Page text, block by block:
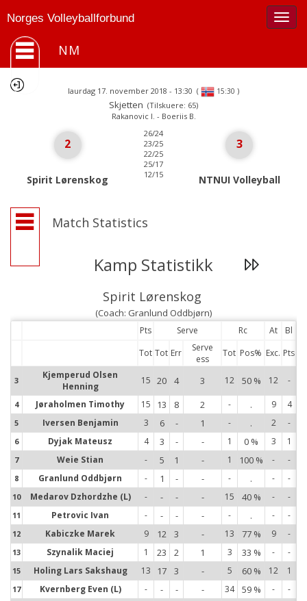
Norges Volleyballforbund
NM
laurdag 17. november 2018 - 13:30 ( 15:30 )
Skjetten (Tilskuere: 65)
Rakanovic I. - Boeriis B.
2
Spirit Lørenskog
26/24
23/25
22/25
25/17
12/15
3
NTNUI Volleyball
Match Statistics
Kamp Statistikk
Spirit Lørenskog
(Coach: Granlund Oddbjørn)
Pts Serve Rc At
Bl
Tot Tot Err
Serve
ess
Tot Pos% Exc. Pts
3
Kjemperud Olsen
Henning
15 20 4 3 12 50 % 12 -
4 Jøraholmen Timothy 15 13 8 2 - . 9 4
5 Iversen Benjamin 3 6 - 1 - . 2 -
6 Dyjak Mateusz 4 3 - - 1 0 % 3 1
7 Weie Stian - 5 1 - 1 100 % - -
8 Granlund Oddbjørn - 1 - - - . - -
10 Medarov Dzhordzhe (L) - - - - 15 40 % - -
11 Petrovic Ivan - - - - - . - -
12 Kabiczke Marek 9 12 3 - 13 77 % 9 -
13 Szynalik Maciej 1 23 2 1 3 33 % - -
15 Holing Lars Sakshaug 13 17 3 - 5 60 % 12 1
17 Kvernberg Even (L) - - - - 34 59 % - -